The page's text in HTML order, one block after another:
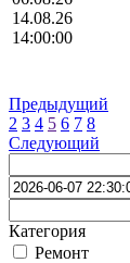
14.08.26
14:00:00
Предыдущий
2 3 4 5 6 7 8
Следующий
Категория
Ремонт